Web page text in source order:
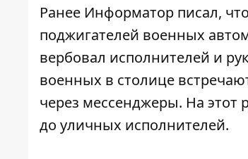
Ранее Информатор писал, что
поджигателей военных
вербовал исполнителей и
военных в столице
через мессенджеры. На этот
до уличных исполнителей.